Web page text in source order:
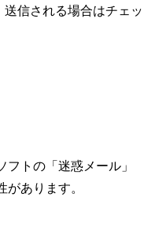
信される場合はチェッ
トの「迷惑メール」
あります。